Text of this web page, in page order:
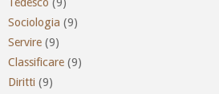
Sociologia (9)
Servire (9)
Classificare (9)
Diritti (9)